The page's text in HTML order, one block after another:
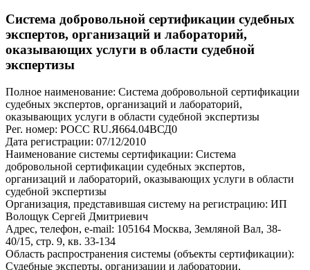
Система добровольной сертификации судебных
экспертов, организаций и лабораторий,
оказывающих услуги в области судебной
экспертизы
Полное наименование: Система добровольной сертификации
судебных экспертов, организаций и лабораторий,
оказывающих услуги в области судебной экспертизы
Рег. номер: РОСС RU.Я664.04ВСД0
Дата регистрации: 07/12/2010
Наименование системы сертификации: Система
добровольной сертификации судебных экспертов,
организаций и лабораторий, оказывающих услуги в области
судебной экспертизы
Организация, представившая систему на регистрацию: ИП
Волощук Сергей Дмитриевич
Адрес, телефон, e-mail: 105164 Москва, Земляной Вал, 38-
40/15, стр. 9, кв. 33-134
Область распространения системы (объекты сертификации):
Судебные эксперты, организации и лаборатории,